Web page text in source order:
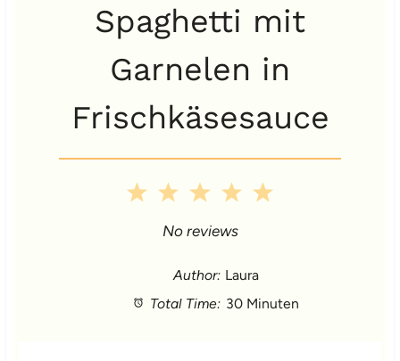
Spaghetti mit
Garnelen in
Frischkäsesauce
5
a
4
t
a
3
S
t
a
2
S
t
a
1
a
No reviews
Author: Laura
Total Time: 30 Minuten